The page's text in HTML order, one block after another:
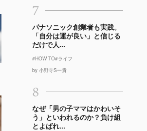
7
パナソニック創業者も実践。
「自分は運が良い」と信じる
だけで人...
#HOW TO#ライフ
by 小野寺S一貴
8
なぜ「男の子ママはかわいそ
う」といわれるのか？負け組
とよばれ...